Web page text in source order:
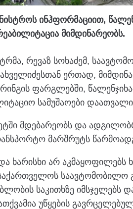
ინჰფორმაციით,
მიმდინარეობს.
რევაზ სოხაძემ,
ერთად,
ფარგლებში,
სამუშაოები
მდებარეობს და
მარშრუტს
და ხარისხი არ
საავტომობილო
საკითხზე იმსჯელებს
უწყების